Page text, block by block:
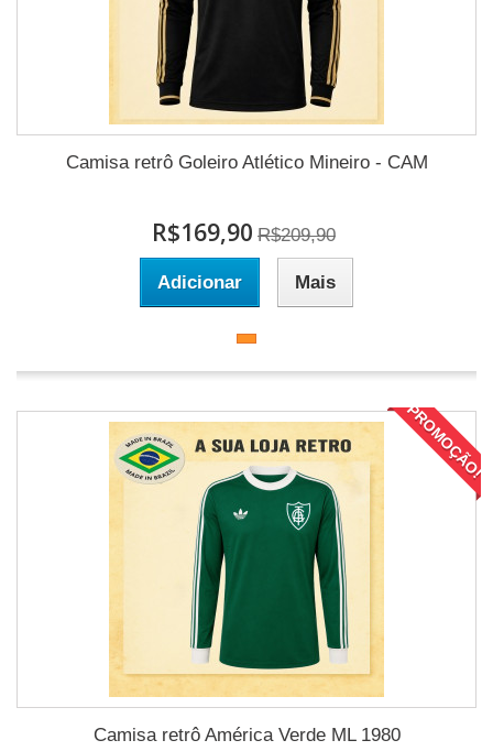
Camisa retrô Goleiro Atlético Mineiro - CAM
R$169,90 R$209,90
Adicionar Mais
PROMOÇÃO!
Camisa retrô América Verde ML 1980